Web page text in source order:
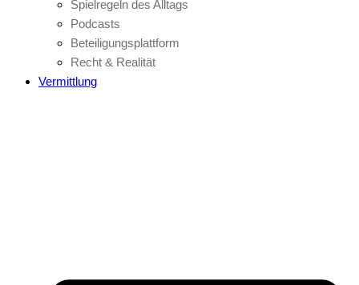
Spielregeln des Alltags
Podcasts
Beteiligungsplattform
Recht & Realität
Vermittlung